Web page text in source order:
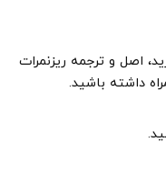
اصل و ترجمه ریزنمرات
داشته باشید.